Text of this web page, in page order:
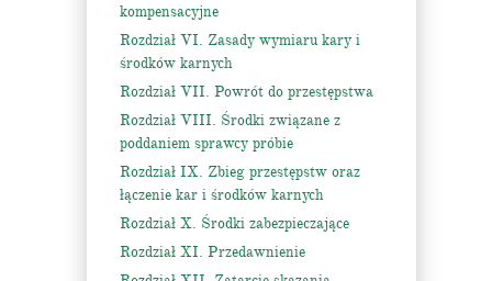
kompensacyjne
Rozdział VI. Zasady wymiaru kary i
środków karnych
Rozdział VII. Powrót do przestępstwa
Rozdział VIII. Środki związane z
poddaniem sprawcy próbie
Rozdział IX. Zbieg przestępstw oraz
łączenie kar i środków karnych
Rozdział X. Środki zabezpieczające
Rozdział XI. Przedawnienie